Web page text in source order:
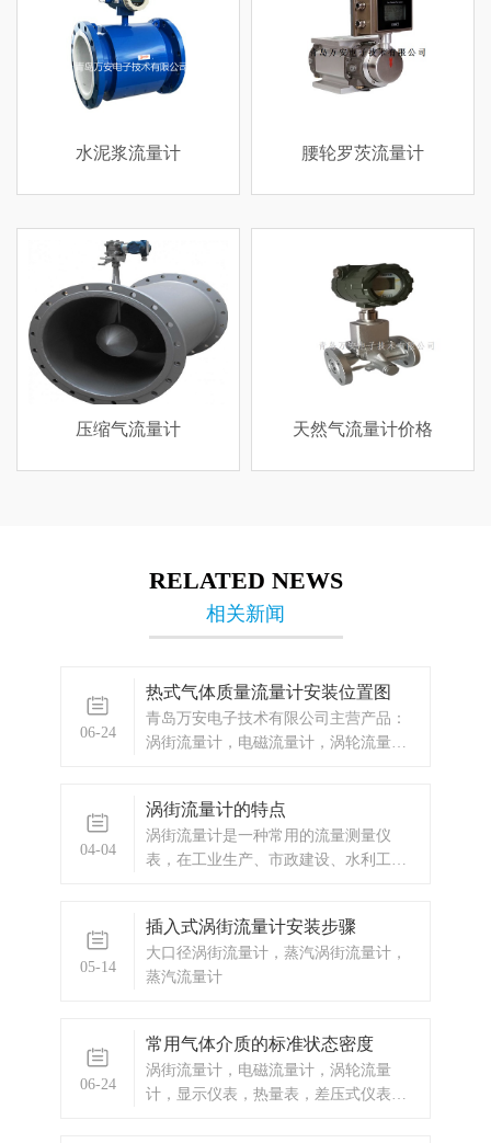
腰轮罗茨流量计
天然气流量计价格
平衡流量计
导热油热量积算仪（带4-
RELATED NEWS
相关新闻
06-24
热式气体质量流量计安装位置图
青岛万安电子技术有限公司主营产品：
涡街流量计，电磁流量计，涡轮流量
等，以及承接电气自动化项目。欢迎来
电咨询。热线电话：0532-67731362
/0532-6773136
04-04
涡街流量计的特点
涡街流量计是一种常用的流量测量仪
表，在工业生产、市政建设、水利工程
05-14
插入式涡街流量计安装步骤
大口径涡街流量计，蒸汽涡街流量计，
蒸汽流量计
06-24
常用气体介质的标准状态密度
涡街流量计，电磁流量计，涡轮流量
计，显示仪表，热量表，差压式仪表，